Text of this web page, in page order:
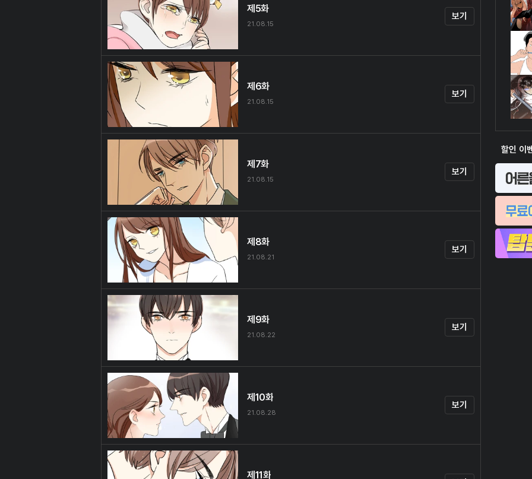
할인 이
제5화
21.08.15
보기
제6화
21.08.15
보기
제7화
21.08.15
보기
제8화
21.08.21
보기
제9화
21.08.22
보기
제10화
21.08.28
보기
제11화